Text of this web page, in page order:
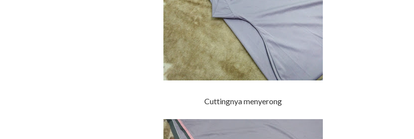
Cuttingnya menyerong